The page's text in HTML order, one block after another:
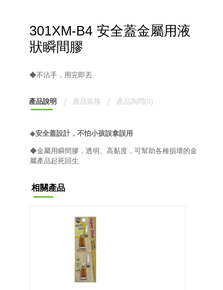
301XM-B4 安全蓋金屬用液
狀瞬間膠
◆不沾手，用完即丟
產品說明 產品規格 產品詢問(0)
◆安全蓋設計，不怕小孩誤拿誤用
◆金屬用瞬間膠，透明、高黏度，可幫助各種損壞的金
屬產品起死回生
相關產品